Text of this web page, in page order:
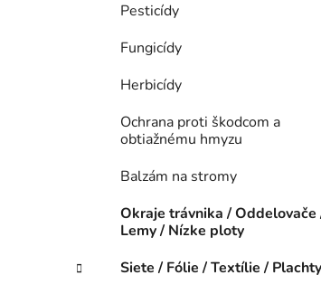
Pesticídy
Fungicídy
Herbicídy
Ochrana proti škodcom a
obtiažnému hmyzu
Balzám na stromy
Okraje trávnika / Oddelovače
Lemy / Nízke ploty
Siete / Fólie / Textílie / Plachty